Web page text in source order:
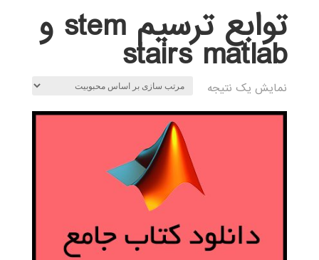
توابع ترسيم stem و
stairs matlab
نمایش یک نتیجه